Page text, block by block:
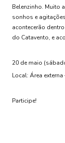
Belenzinho. Muito
sonhos e
acontecerão
do Catavento, e
20 de maio
Local: Área
Participe!